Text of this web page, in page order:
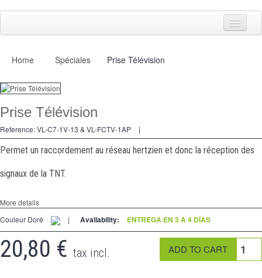
Interruptores
regulador
2 Ways
Pièces
Apoyo
Espace PRO
Home Spéciales Prise Télévision
Prise Télévision
Reference:VL-C7-1V-13 & VL-FCTV-1AP |
Permet un raccordement au réseau hertzien et donc la réception des
signaux de la TNT.
More details
Couleur Doré
| Availability: ENTREGA EN 3 A 4 DÍAS
20,80 € tax incl.